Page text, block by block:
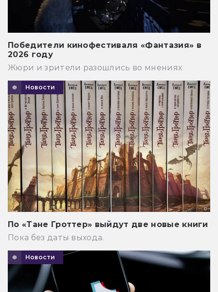
Победители кинофестиваля «Фантазия» в
2026 году
Жюри и зрители разошлись во мнениях
Новости
По «Тане Гроттер» выйдут две новые книги
Пока без даты выхода.
Новости